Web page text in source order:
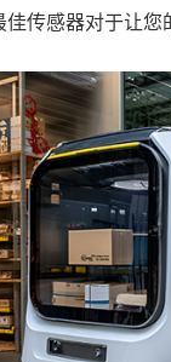
传感器对于让您